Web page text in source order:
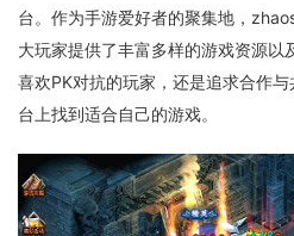
台。作为手游爱好者的聚集地，
大玩家提供了丰富多样的游戏资源以
喜欢PK对抗的玩家，还是追求合作
台上找到适合自己的游戏。